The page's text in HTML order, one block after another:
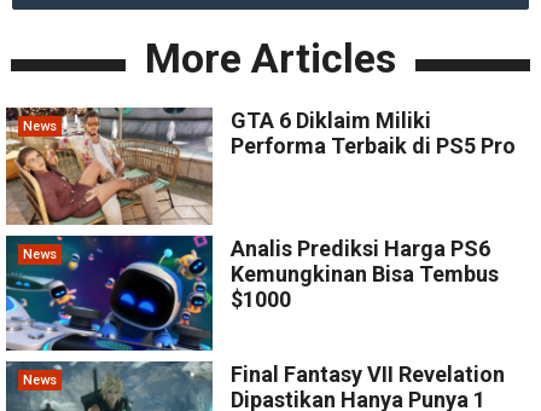
More Articles
News
GTA 6 Diklaim Miliki
Performa Terbaik di PS5 Pro
News
Analis Prediksi Harga PS6
Kemungkinan Bisa Tembus
$1000
News
Final Fantasy VII Revelation
Dipastikan Hanya Punya 1